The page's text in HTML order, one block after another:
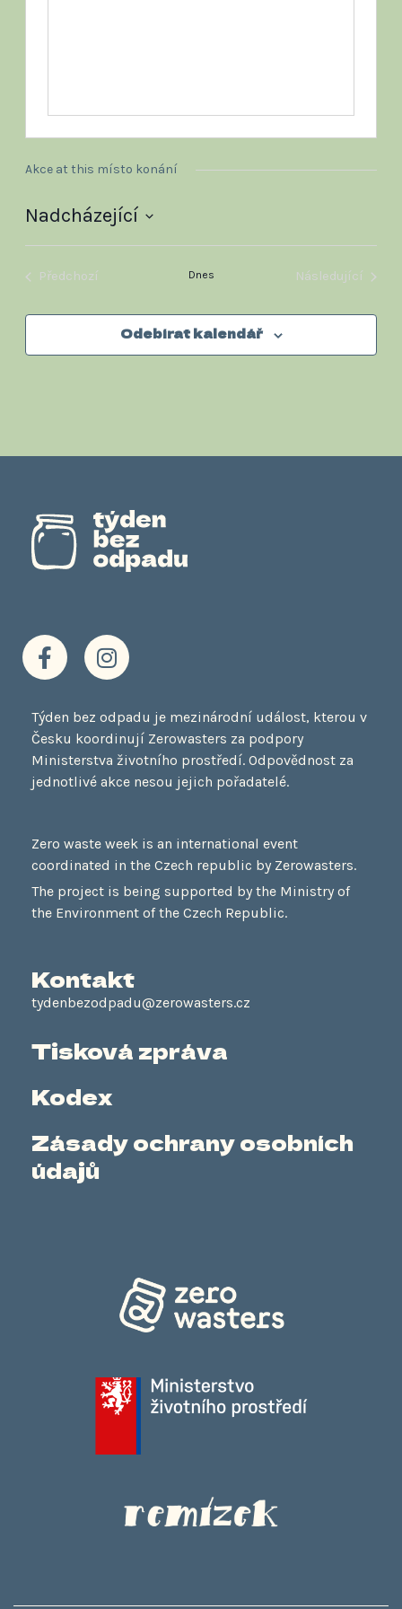
Akce at this místo konání
Nadcházející
Předchozí
Dnes
Následující
Odebírat kalendář
F
a
e
b
o
o
f
I
n
t
a
g
r
Týden bez odpadu je mezinárodní událost, kterou v
Česku koordinují Zerowasters za podpory
Ministerstva životního prostředí. Odpovědnost za
jednotlivé akce nesou jejich pořadatelé.
Zero waste week is an international event
coordinated in the Czech republic by Zerowasters.
The project is being supported by the Ministry of
the Environment of the Czech Republic.
Kontakt
tydenbezodpadu@zerowasters.cz
Tisková zpráva
Kodex
Zásady ochrany osobních
údajů